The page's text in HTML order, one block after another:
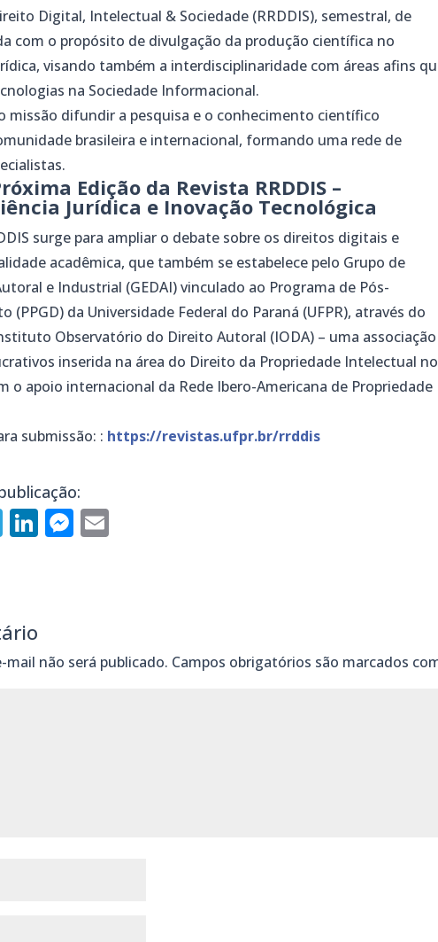
Digital, Intelectual & Sociedade (RRDDIS), semestral, de
com o propósito de divulgação da produção científica no
visando também a interdisciplinaridade com áreas afins
na Sociedade Informacional.
missão difundir a pesquisa e o conhecimento científico
brasileira e internacional, formando uma rede de
Edição da Revista RRDDIS –
Jurídica e Inovação Tecnológica
surge para ampliar o debate sobre os direitos digitais e
acadêmica, que também se estabelece pelo Grupo de
e Industrial (GEDAI) vinculado ao Programa de Pós-
(PPGD) da Universidade Federal do Paraná (UFPR), através do
Observatório do Direito Autoral (IODA) – uma associação
inserida na área do Direito da Propriedade Intelectual no
o apoio internacional da Rede Ibero-Americana de Propriedade
submissão: : https://revistas.ufpr.br/rrddis
Telegram
LinkedIn
Messenger
mail não será publicado. Campos obrigatórios são marcados